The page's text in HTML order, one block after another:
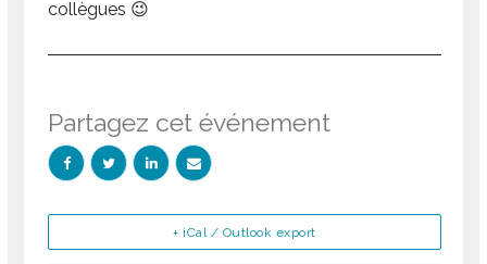
collègues 😉
Partagez cet événement
+ iCal / Outlook export